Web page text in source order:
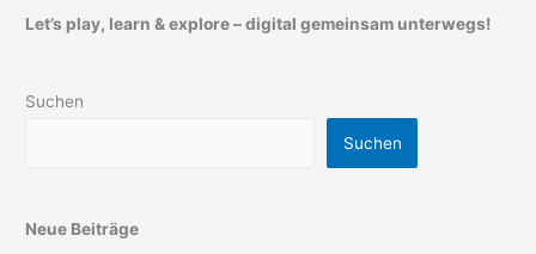
Let’s play, learn & explore – digital gemeinsam unterwegs!
Suchen
Suchen
Neue Beiträge